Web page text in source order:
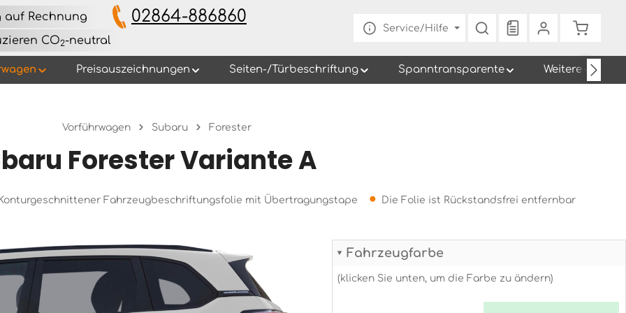
auf Rechnung 02864-886860
CO2-neutral
Service/Hilfe
Du hast 0 Produkte
Preisauszeichnungen Seiten-/Türbeschriftung Spanntransparente Weitere
Vorführwagen Subaru Forester
Forester Variante A
Fahrzeugbeschriftungsfolie mit Übertragungstape Die Folie ist Rückstandsfrei entfernbar
Fahrzeugfarbe
(klicken Sie unten, um die Farbe zu ändern)